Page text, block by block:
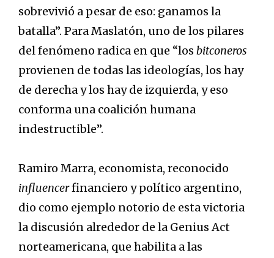
sobrevivió a pesar de eso: ganamos la
batalla”. Para Maslatón, uno de los pilares
del fenómeno radica en que “los bitconeros
provienen de todas las ideologías, los hay
de derecha y los hay de izquierda, y eso
conforma una coalición humana
indestructible”.
Ramiro Marra, economista, reconocido
influencerfinanciero y político argentino,
dio como ejemplo notorio de esta victoria
la discusión alrededor de la Genius Act
norteamericana, que habilita a las